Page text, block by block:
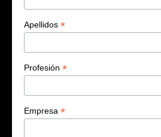
Apellidos *
Profesión *
Empresa *